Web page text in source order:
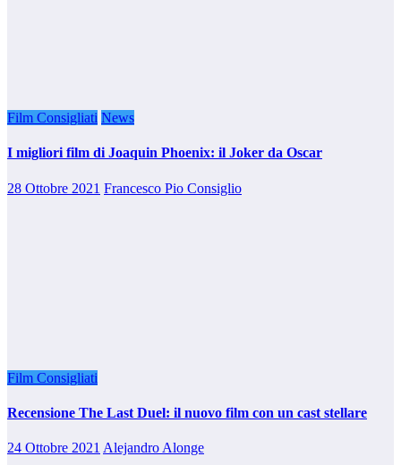
Film Consigliati News
I migliori film di Joaquin Phoenix: il Joker da Oscar
28 Ottobre 2021 Francesco Pio Consiglio
Film Consigliati
Recensione The Last Duel: il nuovo film con un cast stellare
24 Ottobre 2021 Alejandro Alonge